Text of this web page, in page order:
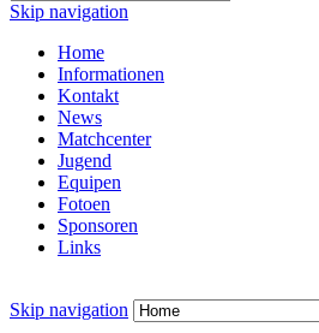
Skip navigation
Home
Informationen
Kontakt
News
Matchcenter
Jugend
Equipen
Fotoen
Sponsoren
Links
Skip navigation